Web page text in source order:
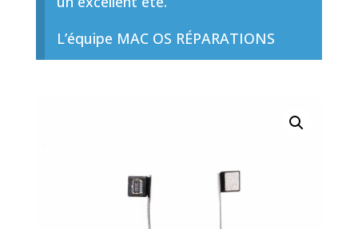
L’équipe MAC OS RÉPARATIONS